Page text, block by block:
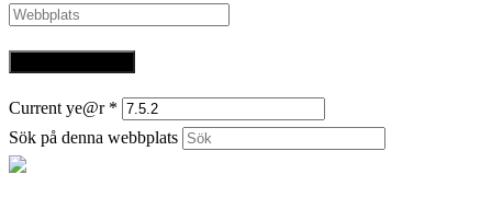
Current ye@r *
Sök på denna webbplats